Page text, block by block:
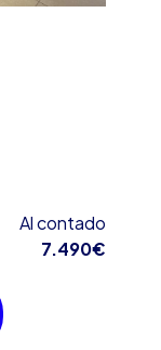
Al contado
7.490€